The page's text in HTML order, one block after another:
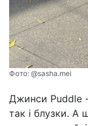
Фото: @sasha.mei
Джинси Puddle -
так і блузки. А